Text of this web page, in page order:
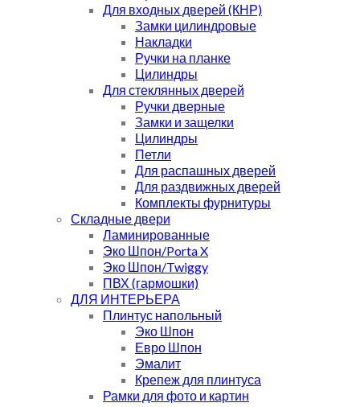
Для входных дверей (КНР)
Замки цилиндровые
Накладки
Ручки на планке
Цилиндры
Для стеклянных дверей
Ручки дверные
Замки и защелки
Цилиндры
Петли
Для распашных дверей
Для раздвижных дверей
Комплекты фурнитуры
Складные двери
Ламинированные
Эко Шпон/Porta X
Эко Шпон/Twiggy
ПВХ (гармошки)
ДЛЯ ИНТЕРЬЕРА
Плинтус напольный
Эко Шпон
Евро Шпон
Эмалит
Крепеж для плинтуса
Рамки для фото и картин